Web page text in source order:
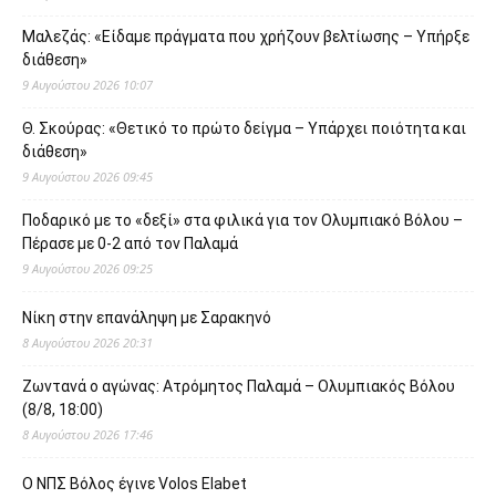
Μαλεζάς: «Είδαμε πράγματα που χρήζουν βελτίωσης – Υπήρξε
διάθεση»
9 Αυγούστου 2026 10:07
Θ. Σκούρας: «Θετικό το πρώτο δείγμα – Υπάρχει ποιότητα και
διάθεση»
9 Αυγούστου 2026 09:45
Ποδαρικό με το «δεξί» στα φιλικά για τον Ολυμπιακό Βόλου –
Πέρασε με 0-2 από τον Παλαμά
9 Αυγούστου 2026 09:25
Νίκη στην επανάληψη με Σαρακηνό
8 Αυγούστου 2026 20:31
Ζωντανά ο αγώνας: Ατρόμητος Παλαμά – Ολυμπιακός Βόλου
(8/8, 18:00)
8 Αυγούστου 2026 17:46
O ΝΠΣ Βόλος έγινε Volos Elabet